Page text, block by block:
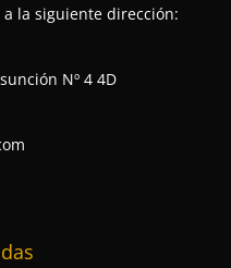
la siguiente dirección:
Nº 4 4D